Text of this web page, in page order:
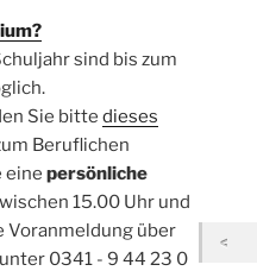
sind bis zum
Sie bitte dieses
Beruflichen
eine persönliche
15.00 Uhr und
Voranmeldung über
0341 - 9 44 23 0